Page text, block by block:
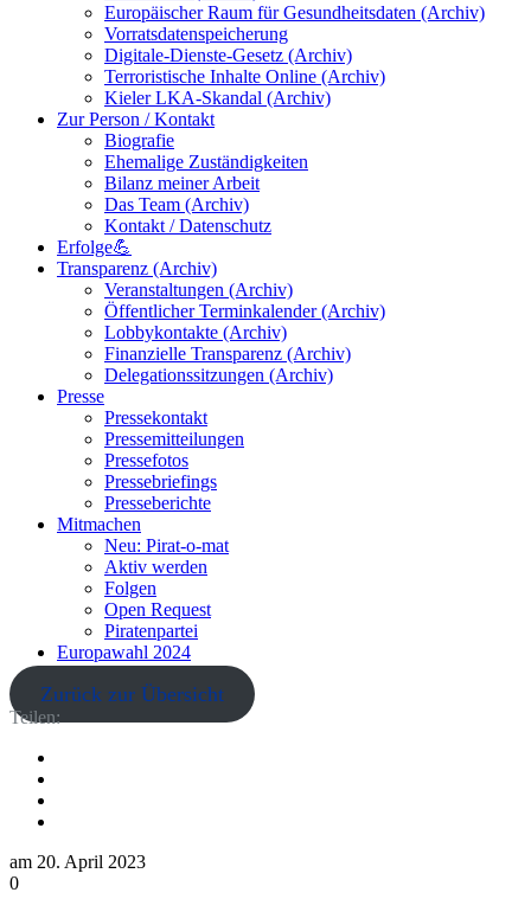
Europäischer Raum für Gesundheitsdaten (Archiv)
Vorratsdatenspeicherung
Digitale-Dienste-Gesetz (Archiv)
Terroristische Inhalte Online (Archiv)
Kieler LKA-Skandal (Archiv)
Zur Person / Kontakt
Biografie
Ehemalige Zuständigkeiten
Bilanz meiner Arbeit
Das Team (Archiv)
Kontakt / Datenschutz
Erfolge💪
Transparenz (Archiv)
Veranstaltungen (Archiv)
Öffentlicher Terminkalender (Archiv)
Lobbykontakte (Archiv)
Finanzielle Transparenz (Archiv)
Delegationssitzungen (Archiv)
Presse
Pressekontakt
Pressemitteilungen
Pressefotos
Pressebriefings
Presseberichte
Mitmachen
Neu: Pirat-o-mat
Aktiv werden
Folgen
Open Request
Piratenpartei
Europawahl 2024
Zurück zur Übersicht
Teilen:
am 20. April 2023
0